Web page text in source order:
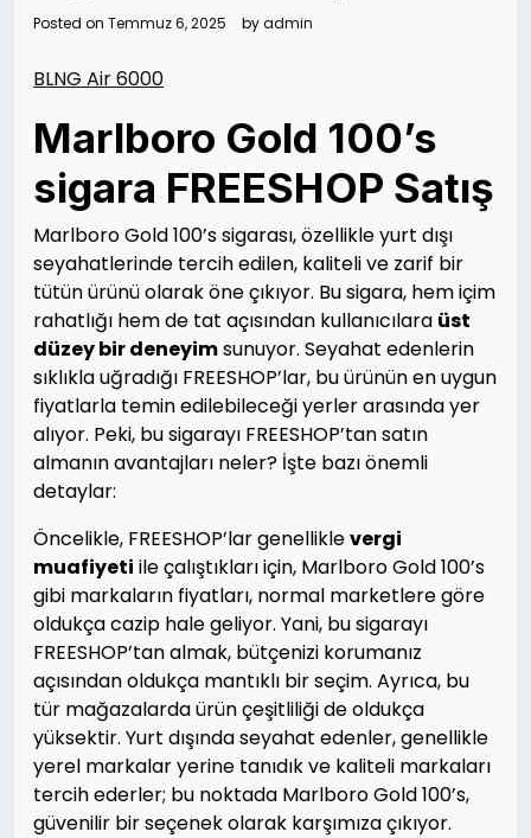
Posted on Temmuz 6, 2025 byadmin
BLNG Air 6000
Marlboro Gold 100’s
sigara FREESHOP Satış
Marlboro Gold 100’s sigarası, özellikle yurt dışı
seyahatlerinde tercih edilen, kaliteli ve zarif bir
tütün ürünü olarak öne çıkıyor. Bu sigara, hem içim
rahatlığı hem de tat açısından kullanıcılara üst
düzey bir deneyimsunuyor. Seyahat edenlerin
sıklıkla uğradığı FREESHOP’lar, bu ürünün en uygun
fiyatlarla temin edilebileceği yerler arasında yer
alıyor. Peki, bu sigarayı FREESHOP’tan satın
almanın avantajları neler? İşte bazı önemli
detaylar:
Öncelikle, FREESHOP’lar genelliklevergi
muafiyeti ile çalıştıkları için, Marlboro Gold 100’s
gibi markaların fiyatları, normal marketlere göre
oldukça cazip hale geliyor. Yani, bu sigarayı
FREESHOP’tan almak, bütçenizi korumanız
açısından oldukça mantıklı bir seçim. Ayrıca, bu
tür mağazalarda ürün çeşitliliği de oldukça
yüksektir. Yurt dışında seyahat edenler, genellikle
yerel markalar yerine tanıdık ve kaliteli markaları
tercih ederler; bu noktada Marlboro Gold 100’s,
güvenilir bir seçenek olarak karşımıza çıkıyor.